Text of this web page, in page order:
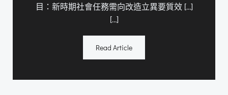
目：新時期社會任務需向改造立異要質效 […]
[…]
Read Article